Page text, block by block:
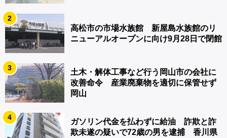
2
高松市の市場水族館 新屋島水族館のリ
ニューアルオープンに向け9月28日で閉館
3
土木・解体工事など行う岡山市の会社に
改善命令 産業廃棄物を適切に保管せず
岡山
4
ガソリン代金を払わずに給油 詐欺と詐
欺未遂の疑いで72歳の男を逮捕 香川県